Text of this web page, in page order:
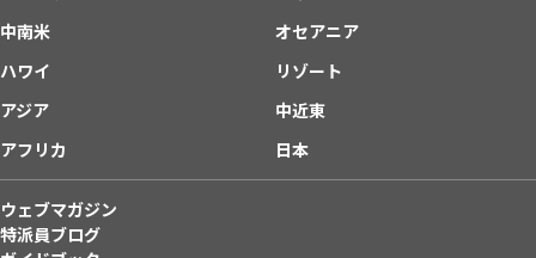
中南米
オセアニア
ハワイ
リゾート
アジア
中近東
アフリカ
日本
ウェブマガジン
特派員ブログ